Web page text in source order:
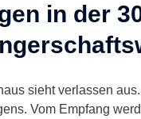
in der
sieht verlassen
Vom Empfang